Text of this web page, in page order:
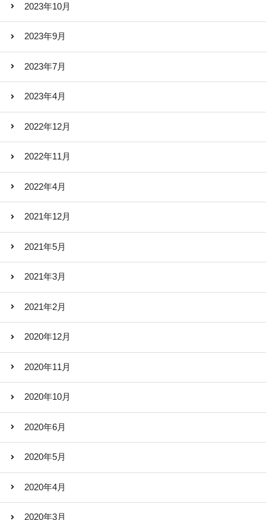
2023年10月
2023年9月
2023年7月
2023年4月
2022年12月
2022年11月
2022年4月
2021年12月
2021年5月
2021年3月
2021年2月
2020年12月
2020年11月
2020年10月
2020年6月
2020年5月
2020年4月
2020年3月